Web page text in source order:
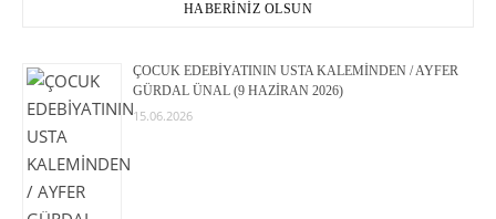
HABERİNİZ OLSUN
ÇOCUK EDEBİYATININ USTA KALEMİNDEN / AYFER
GÜRDAL ÜNAL (9 HAZİRAN 2026)
15.06.2026